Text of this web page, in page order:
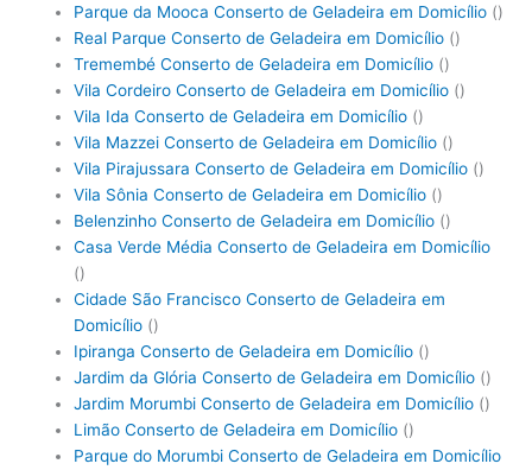
Parque da Mooca Conserto de Geladeira em Domicílio ()
Real Parque Conserto de Geladeira em Domicílio ()
Tremembé Conserto de Geladeira em Domicílio ()
Vila Cordeiro Conserto de Geladeira em Domicílio ()
Vila Ida Conserto de Geladeira em Domicílio ()
Vila Mazzei Conserto de Geladeira em Domicílio ()
Vila Pirajussara Conserto de Geladeira em Domicílio ()
Vila Sônia Conserto de Geladeira em Domicílio ()
Belenzinho Conserto de Geladeira em Domicílio ()
Casa Verde Média Conserto de Geladeira em Domicílio
()
Cidade São Francisco Conserto de Geladeira em
Domicílio ()
Ipiranga Conserto de Geladeira em Domicílio ()
Jardim da Glória Conserto de Geladeira em Domicílio ()
Jardim Morumbi Conserto de Geladeira em Domicílio ()
Limão Conserto de Geladeira em Domicílio ()
Parque do Morumbi Conserto de Geladeira em Domicílio